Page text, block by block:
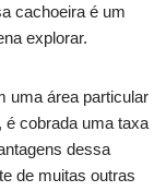
cachoeira é um
explorar.
uma área particular
é cobrada uma taxa
dessa
de muitas outras